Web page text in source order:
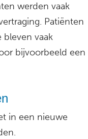
werden vaak
Patiënten
bleven vaak
bijvoorbeeld een
in een nieuwe